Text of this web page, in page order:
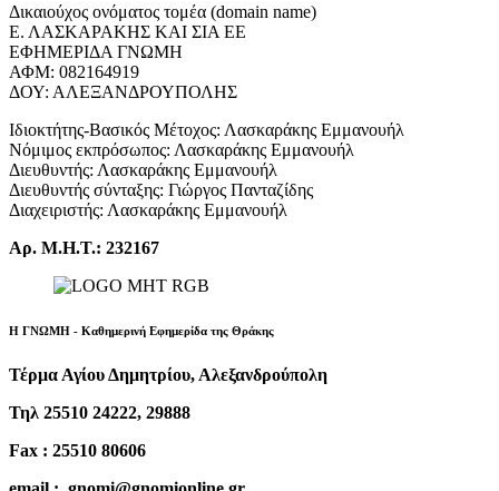
Δικαιούχος ονόματος τομέα (domain name)
Ε. ΛΑΣΚΑΡΑΚΗΣ ΚΑΙ ΣΙΑ ΕΕ
ΕΦΗΜΕΡΙΔΑ ΓΝΩΜΗ
ΑΦΜ: 082164919
ΔΟΥ: ΑΛΕΞΑΝΔΡΟΥΠΟΛΗΣ
Ιδιοκτήτης-Βασικός Μέτοχος: Λασκαράκης Εμμανουήλ
Νόμιμος εκπρόσωπος: Λασκαράκης Εμμανουήλ
Διευθυντής: Λασκαράκης Εμμανουήλ
Διευθυντής σύνταξης: Γιώργος Πανταζίδης
Διαχειριστής: Λασκαράκης Εμμανουήλ
Αρ. Μ.Η.Τ.: 232167
Η ΓΝΩΜΗ - Καθημερινή Εφημερίδα της Θράκης
Τέρμα Αγίου Δημητρίου, Αλεξανδρούπολη
Τηλ 25510 24222, 29888
Fax : 25510 80606